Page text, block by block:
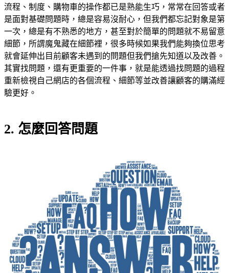
流程、制度、購物車的操作都已是熟能生巧，常常在回答或者
是面對基礎問題時，總是容易沒耐心，但我們都忘記對象是第
一次，總是有不熟悉的地方，甚至對於簡單的問題就不易留意
細節，所謂魔鬼藏在細節裡，很多時候如果我們能夠換位思考
就會延伸出目前顧客未遇到的問題但我們搶先知道以及改善。
其實找問題，還有更重要的一件事，就是能透過找問題的過程
重新檢視自己網店的各個流程、細節等並改善讓顧客的購滿經
驗更好。
2. 怎麼回答問題